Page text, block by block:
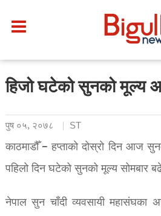
हिजो घटेको सुनको मूल्य
पुष ०५, २०७८ ST
काठमाडौँ – हप्ताको दोस्रो दिन आज
पहिलो दिन घटेको सुनको मूल्य सोमबार
नेपाल सुन चाँदी व्यवसायी महासंघका